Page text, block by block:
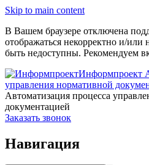
Skip to main content
В Вашем браузере отключена
отображаться некорректно и/
быть недоступны. Рекомендуем
Информпроект
управления нормативной
Автоматизация процесса
документацией
Заказать звонок
Навигация